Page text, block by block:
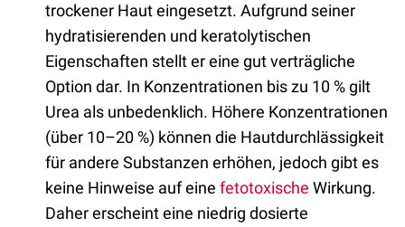
trockener Haut eingesetzt. Aufgrund seiner
hydratisierenden und keratolytischen
Eigenschaften stellt er eine gut verträgliche
Option dar. In Konzentrationen bis zu 10 % gilt
Urea als unbedenklich. Höhere Konzentrationen
(über 10–20 %) können die Hautdurchlässigkeit
für andere Substanzen erhöhen, jedoch gibt es
keine Hinweise auf eine fetotoxische Wirkung.
Daher erscheint eine niedrig dosierte